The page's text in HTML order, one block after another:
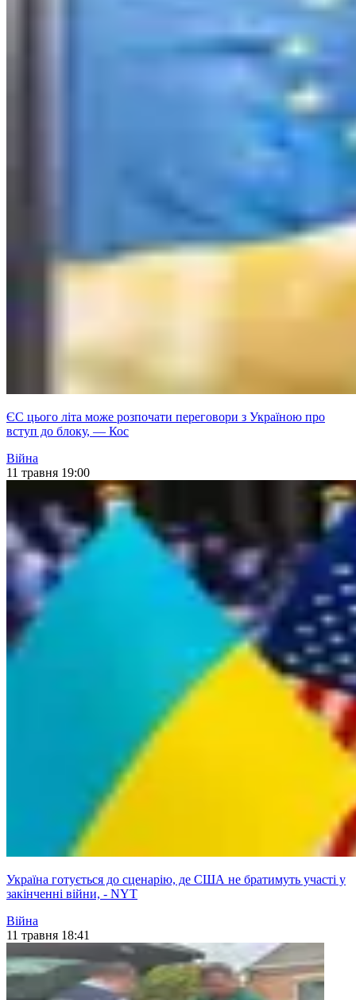
ЄС цього літа може розпочати переговори з Україною про
вступ до блоку, — Кос
Війна
11 травня 19:00
Україна готується до сценарію, де США не братимуть участі у
закінченні війни, - NYT
Війна
11 травня 18:41